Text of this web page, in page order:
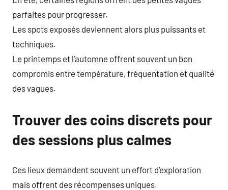
parfaites pour progresser.
Les spots exposés deviennent alors plus puissants et
techniques.
Le printemps et l’automne offrent souvent un bon
compromis entre température, fréquentation et qualité
des vagues.
Trouver des coins discrets pour
des sessions plus calmes
Ces lieux demandent souvent un effort d’exploration
mais offrent des récompenses uniques.